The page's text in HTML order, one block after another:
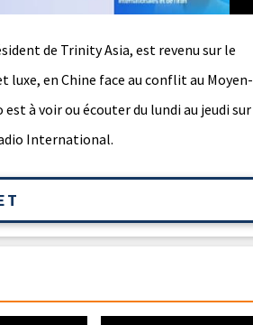
de Trinity Asia, est revenu sur le
en Chine face au conflit au Moyen-
à voir ou écouter du lundi au jeudi sur
International.